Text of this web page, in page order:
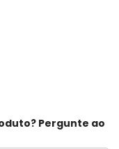
Pergunte ao